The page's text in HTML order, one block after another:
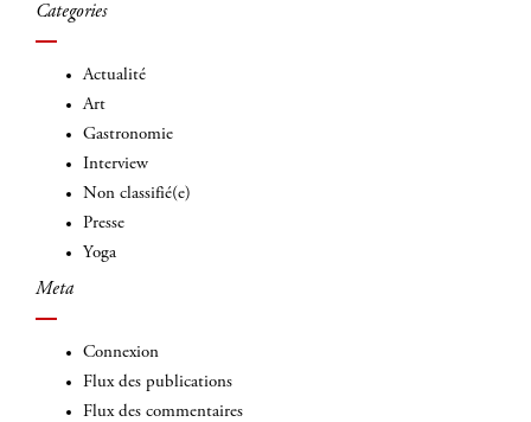
Categories
Actualité
Art
Gastronomie
Interview
Non classifié(e)
Presse
Yoga
Meta
Connexion
Flux des publications
Flux des commentaires